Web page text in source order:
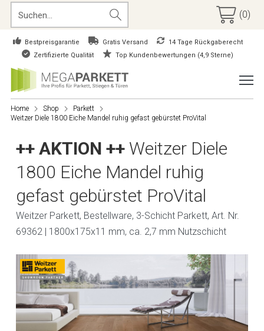
(0)
Bestpreisgarantie Gratis Versand
14 Tage Rückgaberecht
Zertifizierte Qualität
Top Kundenbewertungen (4,9 Sterne)
Home Shop
Parkett
Weitzer Diele 1800 Eiche Mandel ruhig gefast gebürstet ProVital
++ AKTION ++ Weitzer Diele
1800 Eiche Mandel ruhig
gefast gebürstet ProVital
Weitzer Parkett, Bestellware, 3-Schicht Parkett, Art. Nr.
69362 | 1800x175x11 mm, ca. 2,7 mm Nutzschicht